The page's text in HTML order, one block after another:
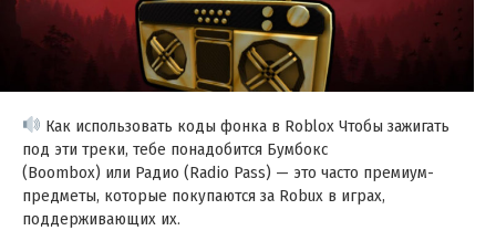
Как использовать коды фонка в Roblox Чтобы зажигать
под эти треки, тебе понадобится Бумбокс
(Boombox) или Радио (Radio Pass) — это часто премиум-
предметы, которые покупаются за Robux в играх,
поддерживающих их.